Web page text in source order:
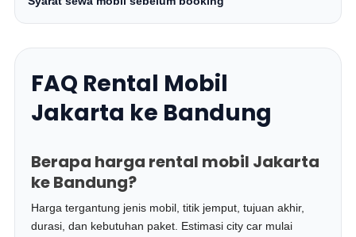
FAQ Rental Mobil
Jakarta ke Bandung
Berapa harga rental mobil Jakarta
ke Bandung?
Harga tergantung jenis mobil, titik jemput, tujuan akhir,
durasi, dan kebutuhan paket. Estimasi city car mulai